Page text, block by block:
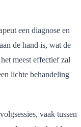
een diagnose en
de hand is, wat de
meest effectief zal
lichte behandeling
vaak tussen